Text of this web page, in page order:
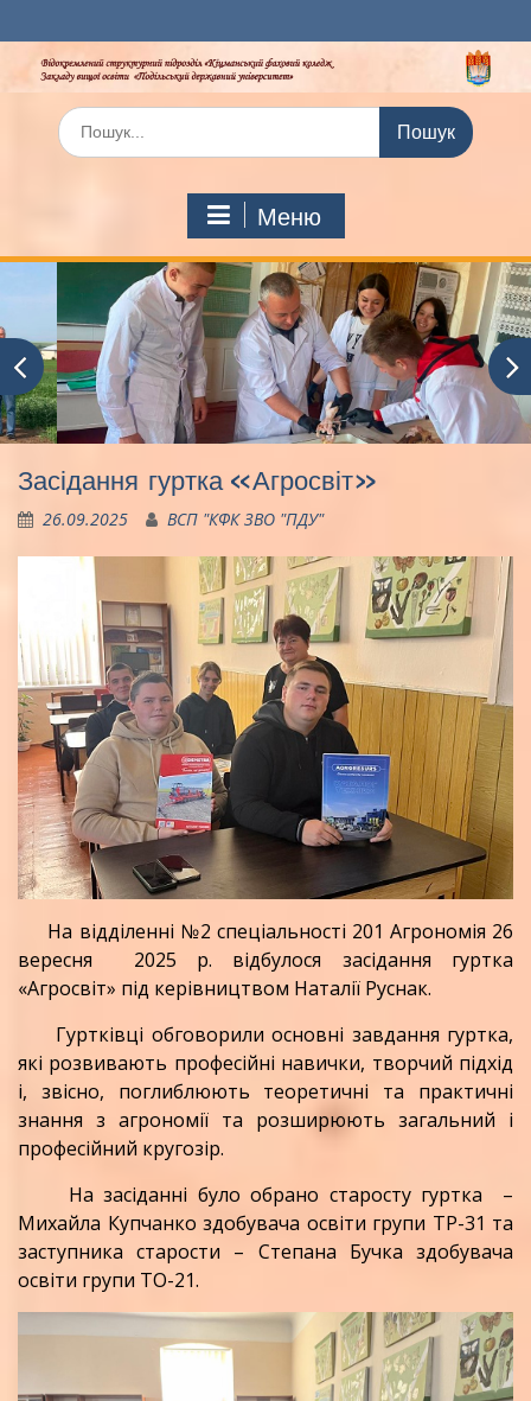
до
вмісту
Шукати:
Меню
Засідання гуртка «Агросвіт»
26.09.2025 ВСП "КФК ЗВО "ПДУ"
На відділенні №2 спеціальності 201 Агрономія 26
вересня 2025 р. відбулося засідання гуртка
«Агросвіт» під керівництвом Наталії Руснак.
Гуртківці обговорили основні завдання гуртка,
які розвивають професійні навички, творчий підхід
і, звісно, поглиблюють теоретичні та практичні
знання з агрономії та розширюють загальний і
професійний кругозір.
На засіданні було обрано старосту гуртка –
Михайла Купчанко здобувача освіти групи ТР-31 та
заступника старости – Степана Бучка здобувача
освіти групи ТО-21.